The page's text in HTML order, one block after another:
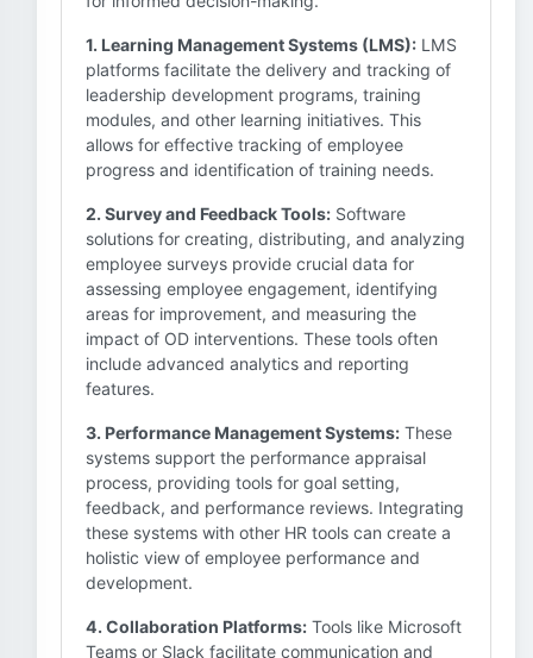
1. Learning Management Systems (LMS): LMS
platforms facilitate the delivery and tracking of
leadership development programs, training
modules, and other learning initiatives. This
allows for effective tracking of employee
progress and identification of training needs.
2. Survey and Feedback Tools: Software
solutions for creating, distributing, and analyzing
employee surveys provide crucial data for
assessing employee engagement, identifying
areas for improvement, and measuring the
impact of OD interventions. These tools often
include advanced analytics and reporting
features.
3. Performance Management Systems: These
systems support the performance appraisal
process, providing tools for goal setting,
feedback, and performance reviews. Integrating
these systems with other HR tools can create a
holistic view of employee performance and
development.
4. Collaboration Platforms: Tools like Microsoft
Teams or Slack facilitate communication and